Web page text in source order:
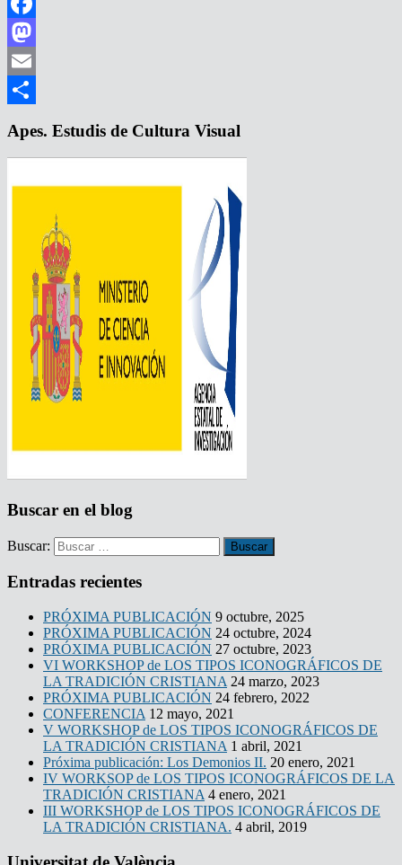
Facebook
Mastodon
Email
Apes. Estudis de Cultura Visual
Buscar en el blog
Buscar:
Entradas recientes
PRÓXIMA PUBLICACIÓN 9 octubre, 2025
PRÓXIMA PUBLICACIÓN 24 octubre, 2024
PRÓXIMA PUBLICACIÓN 27 octubre, 2023
VI WORKSHOP de LOS TIPOS ICONOGRÁFICOS DE
LA TRADICIÓN CRISTIANA 24 marzo, 2023
PRÓXIMA PUBLICACIÓN 24 febrero, 2022
CONFERENCIA 12 mayo, 2021
V WORKSHOP de LOS TIPOS ICONOGRÁFICOS DE
LA TRADICIÓN CRISTIANA 1 abril, 2021
Próxima publicación: Los Demonios II. 20 enero, 2021
IV WORKSOP de LOS TIPOS ICONOGRÁFICOS DE LA
TRADICIÓN CRISTIANA 4 enero, 2021
III WORKSHOP de LOS TIPOS ICONOGRÁFICOS DE
LA TRADICIÓN CRISTIANA. 4 abril, 2019